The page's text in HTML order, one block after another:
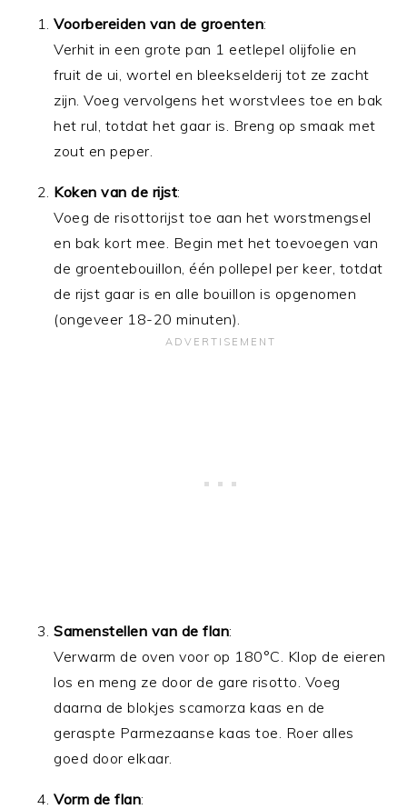
Voorbereiden van de groenten:
Verhit in een grote pan 1 eetlepel olijfolie en
fruit de ui, wortel en bleekselderij tot ze zacht
zijn. Voeg vervolgens het worstvlees toe en bak
het rul, totdat het gaar is. Breng op smaak met
zout en peper.
Koken van de rijst:
Voeg de risottorijst toe aan het worstmengsel
en bak kort mee. Begin met het toevoegen van
de groentebouillon, één pollepel per keer, totdat
de rijst gaar is en alle bouillon is opgenomen
(ongeveer 18-20 minuten).
Samenstellen van de flan:
Verwarm de oven voor op 180°C. Klop de eieren
los en meng ze door de gare risotto. Voeg
daarna de blokjes scamorza kaas en de
geraspte Parmezaanse kaas toe. Roer alles
goed door elkaar.
Vorm de flan: